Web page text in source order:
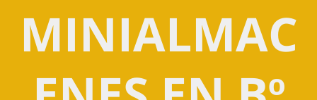
MINIALMAC